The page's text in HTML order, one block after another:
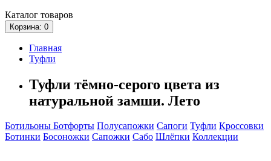
Каталог товаров
Корзина: 0
Главная
Туфли
Туфли тёмно-серого цвета из
натуральной замши. Лето
Ботильоны Ботфорты Полусапожки Сапоги Туфли Кроссовки
Ботинки Босоножки Сапожки Сабо Шлёпки Коллекции